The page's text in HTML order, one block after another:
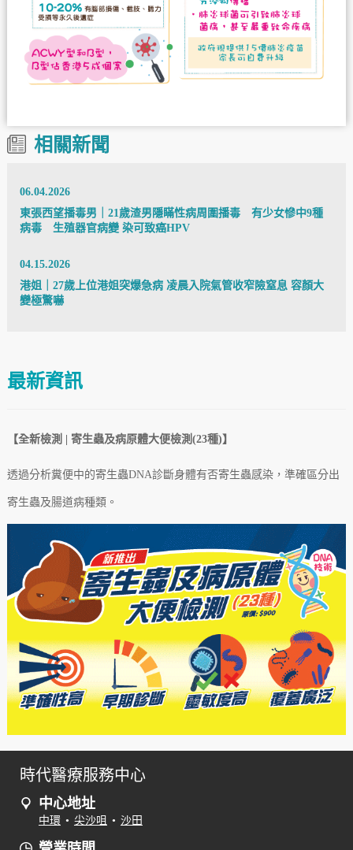
相關新聞
06.04.2026
東張西望播毒男｜21歲渣男隱瞞性病周圍播毒 有少女慘中9種
病毒 生殖器官病變 染可致癌HPV
04.15.2026
港姐｜27歲上位港姐突爆急病 凌晨入院氣管收窄險窒息 容顏大
變極驚嚇
最新資訊
【全新檢測 | 寄生蟲及病原體大便檢測(23種)】
透過分析糞便中的寄生蟲DNA診斷身體有否寄生蟲感染，準確區分出
寄生蟲及腸道病種類。
時代醫療服務中心
中心地址
中環 • 尖沙咀 • 沙田